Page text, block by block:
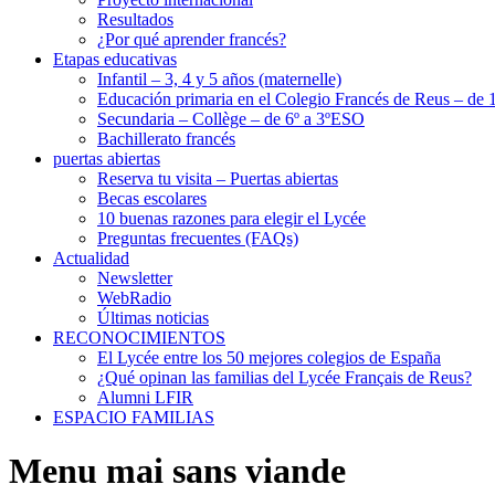
Resultados
¿Por qué aprender francés?
Etapas educativas
Infantil – 3, 4 y 5 años (maternelle)
Educación primaria en el Colegio Francés de Reus – de
Secundaria – Collège – de 6º a 3ºESO
Bachillerato francés
puertas abiertas
Reserva tu visita – Puertas abiertas
Becas escolares
10 buenas razones para elegir el Lycée
Preguntas frecuentes (FAQs)
Actualidad
Newsletter
WebRadio
Últimas noticias
RECONOCIMIENTOS
El Lycée entre los 50 mejores colegios de España
¿Qué opinan las familias del Lycée Français de Reus?
Alumni LFIR
ESPACIO FAMILIAS
Menu mai sans viande